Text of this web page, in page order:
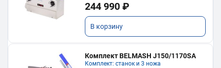
244 990 ₽
В корзину
Комплект BELMASH J150/1170SA
Комплект: станок и 3 ножа